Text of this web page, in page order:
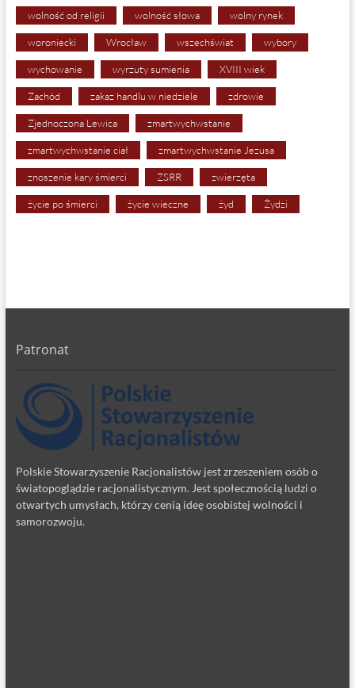
wolność od religii wolność słowa wolny rynek
woroniecki Wrocław wszechświat wybory
wychowanie wyrzuty sumienia XVIII wiek
Zachód zakaz handlu w niedziele zdrowie
Zjednoczona Lewica zmartwychwstanie
zmartwychwstanie ciał zmartwychwstanie Jezusa
znoszenie kary śmierci ZSRR zwierzęta
życie po śmierci życie wieczne żyd Żydzi
Patronat
Polskie Stowarzyszenie Racjonalistów jest zrzeszeniem osób o
światopoglądzie racjonalistycznym. Jest społecznością ludzi o
otwartych umysłach, którzy cenią ideę osobistej wolności i
samorozwoju.